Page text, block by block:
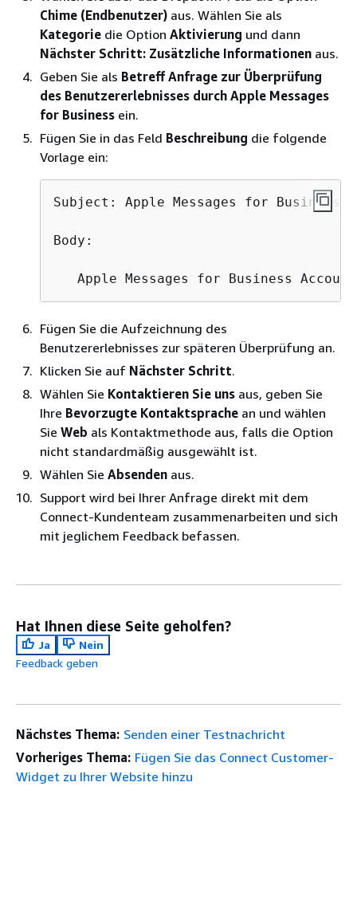
Chime (Endbenutzer) aus. Wählen Sie als
Kategorie die Option Aktivierung und dann
Nächster Schritt: Zusätzliche Informationen aus.
Geben Sie als Betreff Anfrage zur Überprüfung
des Benutzererlebnisses durch Apple Messages
for Business ein.
Fügen Sie in das Feld Beschreibung die folgende
Vorlage ein:
Subject: Apple Messages for Business
Body:
Apple Messages for Business
Fügen Sie die Aufzeichnung des
Benutzererlebnisses zur späteren Überprüfung an.
Klicken Sie auf Nächster Schritt.
Wählen Sie Kontaktieren Sie uns aus, geben Sie
Ihre Bevorzugte Kontaktsprache an und wählen
Sie Web als Kontaktmethode aus, falls die Option
nicht standardmäßig ausgewählt ist.
Wählen Sie Absenden aus.
Support wird bei Ihrer Anfrage direkt mit dem
Connect-Kundenteam zusammenarbeiten und sich
mit jeglichem Feedback befassen.
Hat Ihnen diese Seite geholfen?
Ja
Nein
Feedback geben
Nächstes Thema: Senden einer Testnachricht
Vorheriges Thema: Fügen Sie das Connect Customer-
Widget zu Ihrer Website hinzu